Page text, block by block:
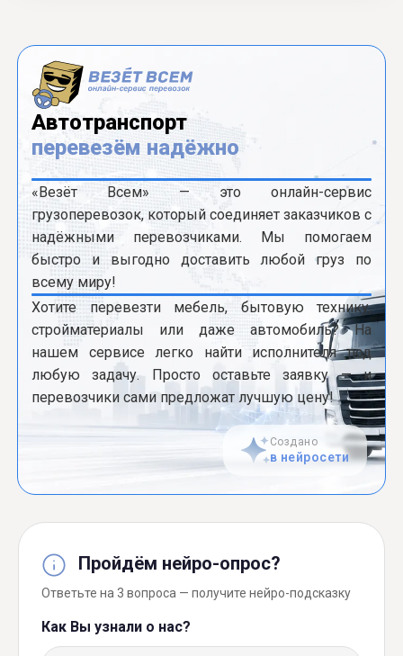
Автотранспорт
перевезём надёжно
«Везёт Всем» — это онлайн-сервис
грузоперевозок, который соединяет заказчиков с
надёжными перевозчиками. Мы помогаем
быстро и выгодно доставить любой груз по
всему миру!
Хотите перевезти мебель, бытовую технику,
стройматериалы или даже автомобиль? На
нашем сервисе легко найти исполнителя под
любую задачу. Просто оставьте заявку — и
перевозчики сами предложат лучшую цену!
Создано
в нейросети
Пройдём нейро-опрос?
Ответьте на 3 вопроса — получите нейро-подсказку
Как Вы узнали о нас?